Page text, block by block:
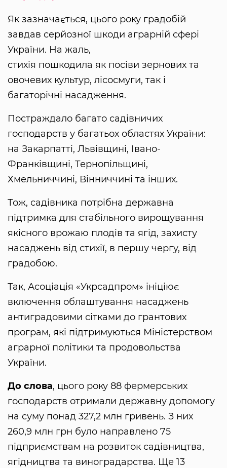
Як зазначається, цього року градобій
завдав серйозної шкоди аграрній сфері
України. На жаль,
стихія пошкодила як посіви зернових та
овочевих культур, лісосмуги, так і
багаторічні насадження.
Постраждало багато садівничих
господарств у багатьох областях України:
на Закарпатті, Львівщині, Івано-
Франківщині, Тернопільщині,
Хмельниччині, Вінниччині та інших.
Тож, садівника потрібна державна
підтримка для стабільного вирощування
якісного врожаю плодів та ягід, захисту
насаджень від стихії, в першу чергу, від
градобою.
Так, Асоціація «Укрсадпром» ініціює
включення облаштування насаджень
антиградовими сітками до грантових
програм, які підтримуються Міністерством
аграрної політики та продовольства
України.
До слова, цього року 88 фермерських
господарств отримали державну допомогу
на суму понад 327,2 млн гривень. З них
260,9 млн грн було направлено 75
підприємствам на розвиток садівництва,
ягідництва та виноградарства. Ще 13